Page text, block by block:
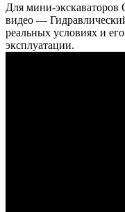
Для мини-экскаваторов
видео —
реальных условиях и
эксплуатации.